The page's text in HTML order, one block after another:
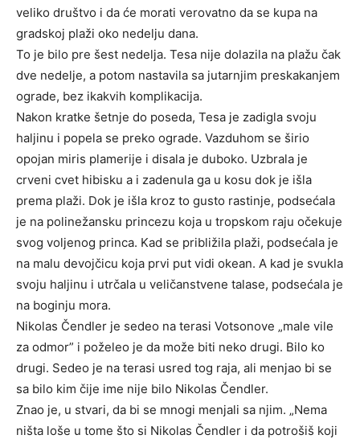
veliko društvo i da će morati verovatno da se kupa na
gradskoj plaži oko nedelju dana.
To je bilo pre šest nedelja. Tesa nije dolazila na plažu čak
dve nedelje, a potom nastavila sa jutarnjim preskakanjem
ograde, bez ikakvih komplikacija.
Nakon kratke šetnje do poseda, Tesa je zadigla svoju
haljinu i popela se preko ograde. Vazduhom se širio
opojan miris plamerije i disala je duboko. Uzbrala je
crveni cvet hibisku a i zadenula ga u kosu dok je išla
prema plaži. Dok je išla kroz to gusto rastinje, podsećala
je na polinežansku princezu koja u tropskom raju očekuje
svog voljenog princa. Kad se približila plaži, podsećala je
na malu devojčicu koja prvi put vidi okean. A kad je svukla
svoju haljinu i utrčala u veličanstvene talase, podsećala je
na boginju mora.
Nikolas Čendler je sedeo na terasi Votsonove „male vile
za odmor” i poželeo je da može biti neko drugi. Bilo ko
drugi. Sedeo je na terasi usred tog raja, ali menjao bi se
sa bilo kim čije ime nije bilo Nikolas Čendler.
Znao je, u stvari, da bi se mnogi menjali sa njim. „Nema
ništa loše u tome što si Nikolas Čendler i da potrošiš koji